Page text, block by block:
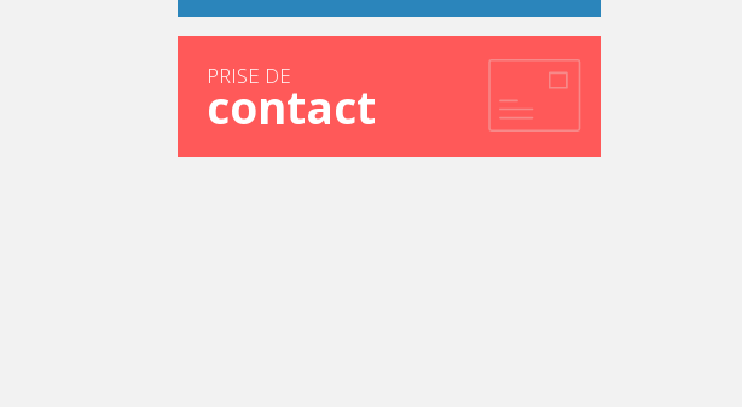
PRISE DE
contact